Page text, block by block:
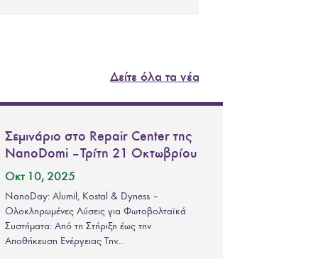
Δείτε όλα τα νέα
Σεμινάριο στο Repair Center της
NanoDomi – Τρίτη 21 Οκτωβρίου
Οκτ 10, 2025
NanoDay: Alumil, Kostal & Dyness –
Ολοκληρωμένες Λύσεις για Φωτοβολταϊκά
Συστήματα: Από τη Στήριξη έως την
Αποθήκευση Ενέργειας Την...